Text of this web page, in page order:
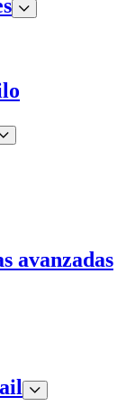
avanzadas